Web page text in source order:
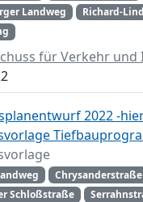
Landweg
Richard-
für Verkehr und
2022 -
Chrysanderstraße
Schloßstraße